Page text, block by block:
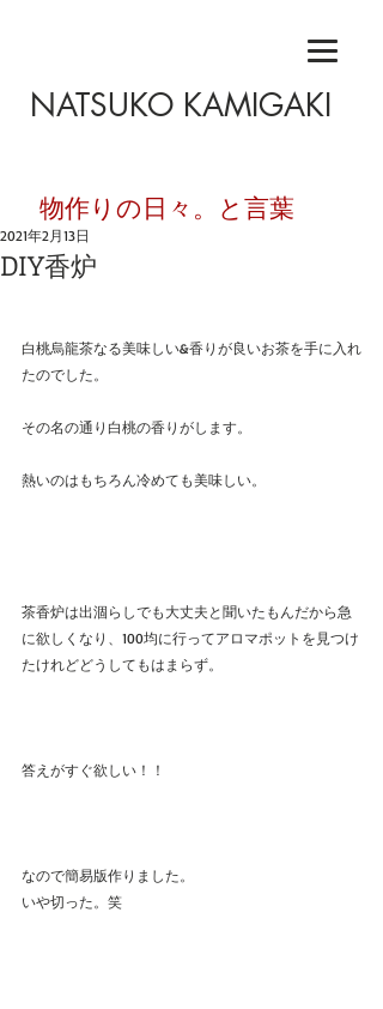
NATSUKO KAMIGAKI
​物作りの日々。と言葉
DIY香炉
2021年2月13日
白桃烏龍茶なる美味しい&香りが良いお茶を手に入れ
たのでした。
その名の通り白桃の香りがします。
熱いのはもちろん冷めても美味しい。
茶香炉は出涸らしでも大丈夫と聞いたもんだから急
に欲しくなり、100均に行ってアロマポットを見つけ
たけれどどうしてもはまらず。
答えがすぐ欲しい！！
なので簡易版作りました。
いや切った。笑